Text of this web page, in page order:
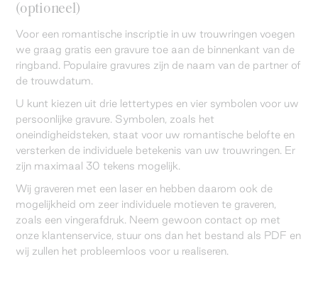
(optioneel)
Voor een romantische inscriptie in uw trouwringen voegen
we graag gratis een gravure toe aan de binnenkant van de
ringband. Populaire gravures zijn de naam van de partner of
de trouwdatum.
U kunt kiezen uit drie lettertypes en vier symbolen voor uw
persoonlijke gravure. Symbolen, zoals het
oneindigheidsteken, staat voor uw romantische belofte en
versterken de individuele betekenis van uw trouwringen. Er
zijn maximaal 30 tekens mogelijk.
Wij graveren met een laser en hebben daarom ook de
mogelijkheid om zeer individuele motieven te graveren,
zoals een vingerafdruk. Neem gewoon contact op met
onze klantenservice, stuur ons dan het bestand als PDF en
wij zullen het probleemloos voor u realiseren.